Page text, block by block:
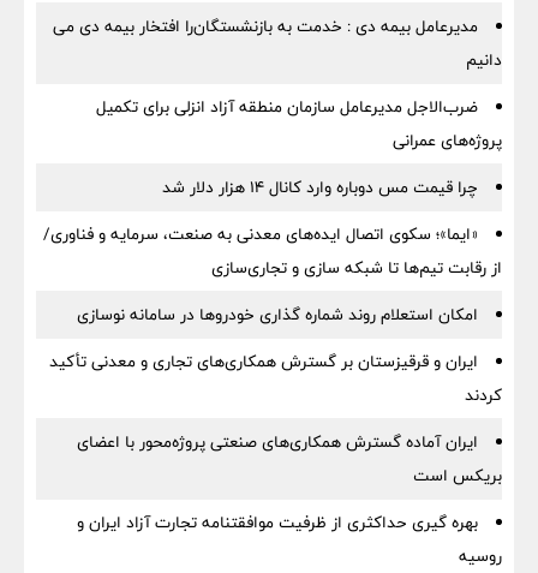
مدیرعامل بیمه دی : خدمت به بازنشستگان‌را افتخار بیمه دی می
دانیم
ضرب‌الاجل مدیرعامل سازمان منطقه آزاد انزلی برای تكمیل
پروژه‌های عمرانی
چرا قیمت مس دوباره وارد کانال ۱۴ هزار دلار شد
«ایما»؛ سکوی اتصال ایده‌های معدنی به صنعت، سرمایه و فناوری/
از رقابت تیم‌ها تا شبکه سازی و تجاری‌سازی
امکان استعلام روند شماره گذاری خودروها در سامانه نوسازی
ایران و قرقیزستان بر گسترش همکاری‌های تجاری و معدنی تأکید
کردند
ایران آماده گسترش همکاری‌های صنعتی پروژه‌محور با اعضای
بریکس است
بهره گیری حداکثری از ظرفیت موافقتنامه تجارت آزاد ایران و
روسیه